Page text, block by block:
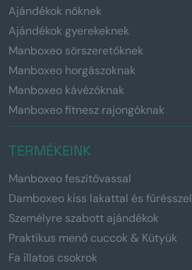
Ajándékok nőknek
Ajándékok gyerekeknek
Manboxeo sörszeretőknek
Manboxeo horgászoknak
Manboxeo kávézóknak
Manboxeo fitnesz rajongóknak
TERMÉKEINK
Manboxeo feszítővassal
Damboxeo kiss lakattal és fűrésszel
Személyre szabott ajándékok
Praktikus menő cuccok & Kütyük
Fa illatos csokrok